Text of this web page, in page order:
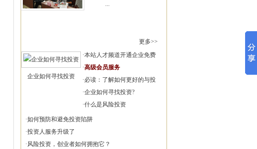
...
更多>>
企业如何寻找投资
·本站人才频道开通企业免费
·高级会员服务
·必读：了解如何更好的与投
·企业如何寻找投资?
·什么是风险投资
·如何预防和避免投资陷阱
·投资人服务升级了
·风险投资，创业者如何拥抱它？